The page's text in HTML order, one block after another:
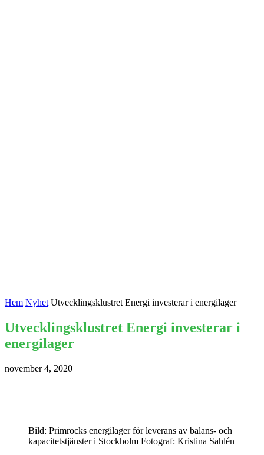
Hem Nyhet Utvecklingsklustret Energi investerar i energilager
Utvecklingsklustret Energi investerar i
energilager
november 4, 2020
Bild: Primrocks energilager för leverans av balans- och
kapacitetstjänster i Stockholm Fotograf: Kristina Sahlén